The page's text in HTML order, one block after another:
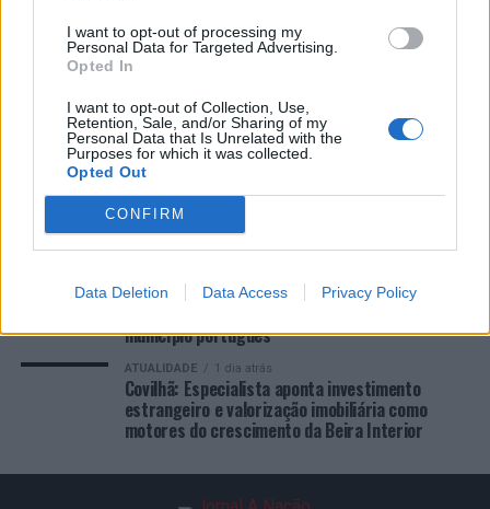
I want to opt-out of processing my
Personal Data for Targeted Advertising.
Opted In
I want to opt-out of Collection, Use,
Retention, Sale, and/or Sharing of my
Personal Data that Is Unrelated with the
Purposes for which it was collected.
Opted Out
CONFIRM
Data Deletion Data Access Privacy Policy
COMENTÁRIOS RECENTES
ÚLTIMAS DESTAQUE
ATUALIDADE 6 horas atrás
“Millennium Estoril Open 2026” regressou ao
circuito ATP com vitória do francês Luca Van
Assche
ATUALIDADE 12 horas atrás
Castelo Branco: “Bienal Internacional de Artes e
património e inovação como “motores de
município português
ATUALIDADE 1 dia atrás
Covilhã: Especialista aponta investimento
estrangeiro e valorização imobiliária como
motores do crescimento da Beira Interior